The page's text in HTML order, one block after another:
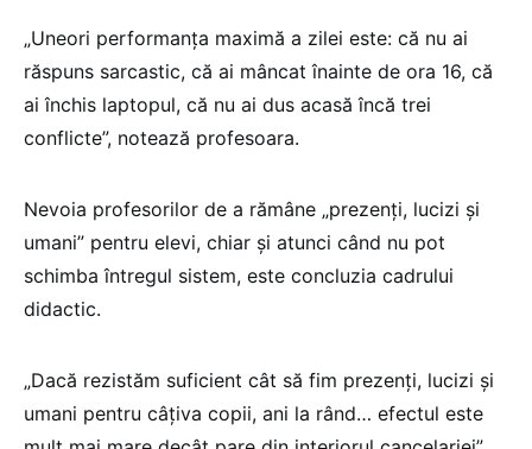
„Uneori performanța maximă a zilei este: că nu ai
răspuns sarcastic, că ai mâncat înainte de ora 16, că
ai închis laptopul, că nu ai dus acasă încă trei
conflicte”, notează profesoara.
Nevoia profesorilor de a rămâne „prezenți, lucizi și
umani” pentru elevi, chiar și atunci când nu pot
schimba întregul sistem, este concluzia cadrului
didactic.
„Dacă rezistăm suficient cât să fim prezenți, lucizi și
umani pentru câțiva copii, ani la rând… efectul este